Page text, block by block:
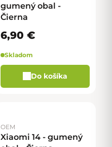
gumený obal -
Čierna
6,90 €
Skladom
Do košíka
OEM
Xiaomi 14 - gumený